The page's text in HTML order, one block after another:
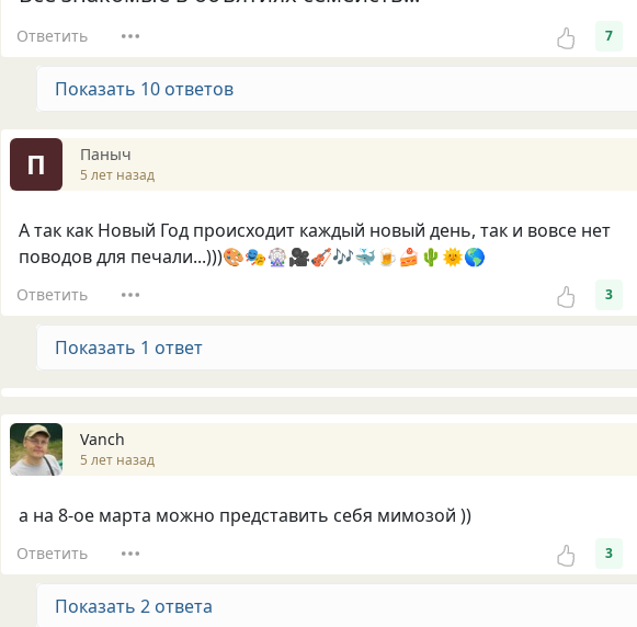
Ответить 7
Показать 10 ответов
П Паныч
5 лет назад
А так как Новый Год происходит каждый новый день, так и вовсе нет
поводов для печали...)))🎨🎭🎡🎥🎻🎶🐳🍺🍰🌵🌞🌎
Ответить 3
Показать 1 ответ
Vanch
5 лет назад
а на 8-ое марта можно представить себя мимозой ))
Ответить 3
Показать 2 ответа